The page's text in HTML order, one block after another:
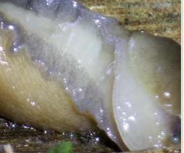
Arion distinctus
circumscriptus
Заключение